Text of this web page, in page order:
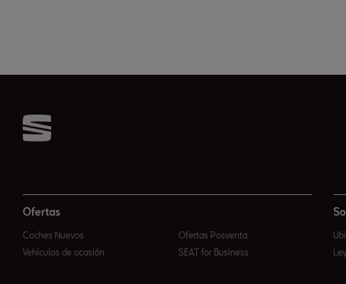
Ofertas
Coches Nuevos
Ofertas Posventa
Vehículos de ocasión
SEAT for Business